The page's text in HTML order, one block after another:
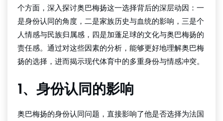
个方面，深入探讨奥巴梅扬这一选择背后的深层动因：一
是身份认同的角度，二是家族历史与血统的影响，三是个
人情感与民族归属感，四是加蓬足球的文化与奥巴梅扬的
责任感。通过对这些因素的分析，能够更好地理解奥巴梅
扬的选择，进而揭示现代体育中的多重身份与情感冲突。
1、身份认同的影响
奥巴梅扬的身份认同问题，直接影响了他是否选择为法国